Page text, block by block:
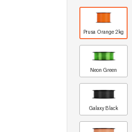
Prusa Orange 2kg
Neon Green
Galaxy Black